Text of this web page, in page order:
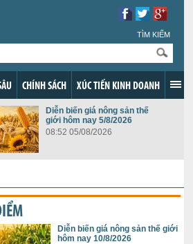
TÌM KIẾM
CHÍNH SÁCH XÚC TIẾN KINH DOANH
Diễn biến giá nông sản thế
giới hôm nay 5/8/2026
08:52 05/08/2026
Diễn biến giá nông sản thế giới
hôm nay 10/8/2026